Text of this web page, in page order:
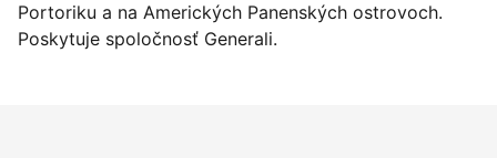
Portoriku a na Amerických Panenských ostrovoch.
Poskytuje spoločnosť Generali.